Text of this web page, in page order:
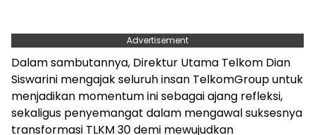
Advertisement
Dalam sambutannya, Direktur Utama Telkom Dian
Siswarini mengajak seluruh insan TelkomGroup untuk
menjadikan momentum ini sebagai ajang refleksi,
sekaligus penyemangat dalam mengawal suksesnya
transformasi TLKM 30 demi mewujudkan